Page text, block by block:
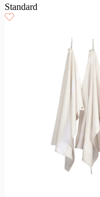
Standard